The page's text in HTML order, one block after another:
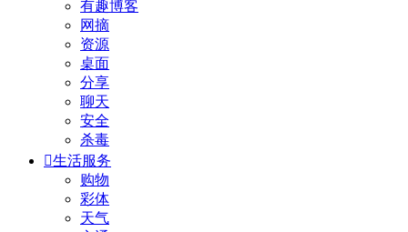
有趣博客
网摘
资源
桌面
分享
聊天
安全
杀毒
生活服务
购物
彩体
天气